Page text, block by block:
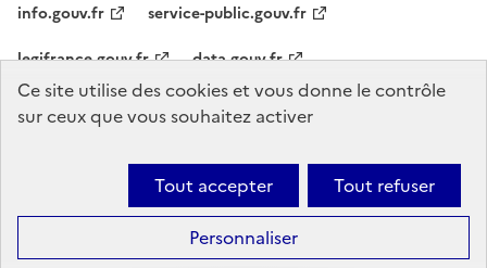
Ce site utilise des cookies et vous donne le contrôle
sur ceux que vous souhaitez activer
Tout accepter
Tout refuser
Personnaliser
info.gouv.fr
service-public.gouv.fr
legifrance.gouv.fr
data.gouv.fr
Statistiques CGU Mentions légales
Politique de confidentialité
Sauf mention explicite de propriété intellectuelle détenue par des tiers,
les contenus de ce site sont proposés sous
Sites faciles